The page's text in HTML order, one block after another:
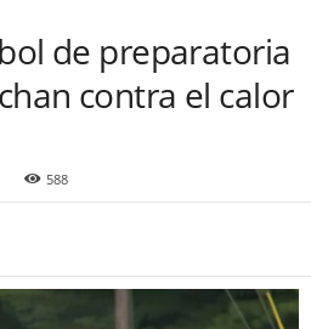
de preparatoria
contra el calor
588